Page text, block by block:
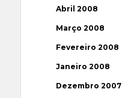
Abril 2008
Março 2008
Fevereiro 2008
Janeiro 2008
Dezembro 2007